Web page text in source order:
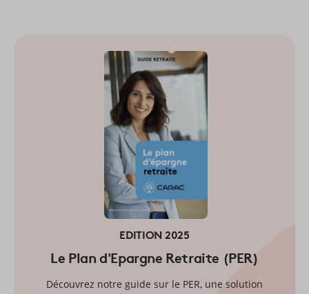
EDITION 2025
Le Plan d'Epargne Retraite (PER)
Découvrez notre guide sur le PER, une solution